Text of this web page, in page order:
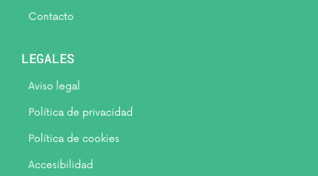
Contacto
LEGALES
Aviso legal
Política de privacidad
Política de cookies
Accesibilidad